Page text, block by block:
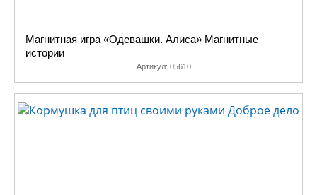
Магнитная игра «Одевашки. Алиса» Магнитные
истории
Артикул: 05610